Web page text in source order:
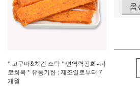
* 고구마&치킨 스틱 * 면역력강화+피
로회복 * 유통기한 : 제조일로부터 7
개월